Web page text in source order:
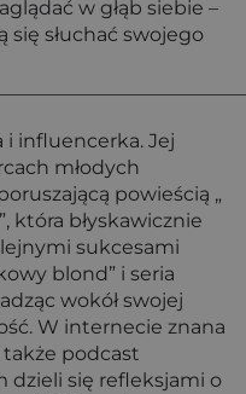
w głąb siebie –
się słuchać swojego
i influencerka. Jej
młodych
powieścią „
która błyskawicznie
sukcesami
blond” i seria
wokół swojej
W internecie znana
także podcast
dzieli się refleksjami o